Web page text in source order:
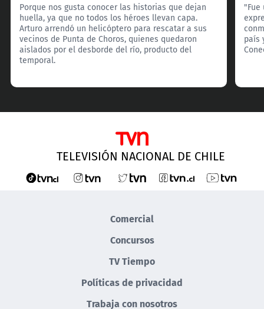
Porque nos gusta conocer las historias que dejan
huella, ya que no todos los héroes llevan capa.
Arturo arrendó un helicóptero para rescatar a sus
vecinos de Punta de Choros, quienes quedaron
aislados por el desborde del río, producto del
temporal.
país
TELEVISIÓN NACIONAL DE CHILE
Comercial
Concursos
TV Tiempo
Políticas de privacidad
Trabaja con nosotros